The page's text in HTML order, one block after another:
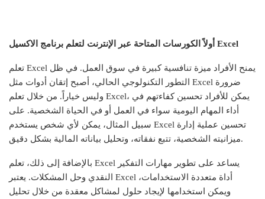
أولاً الكورسات المتاحة عبر الإنترنت لتعلم برنامج الاكسيل Excel
تعلم Excel يمنح الأفراد ميزة تنافسية كبيرة في سوق العمل. في ظل
التطور التكنولوجي الحالي، أصبح إتقان أدوات مثل Excel ضرورة
وليس خياراً. من خلال تعلم Excel، يمكن للأفراد تحسين كفاءتهم في
أداء المهام اليومية سواء في العمل أو في الحياة الشخصية. على
سبيل المثال، يمكن لأي شخص يستخدم Excel تحسين عملية إدارة
ميزانيته الشخصية، تتبع نفقاته، وتحليل بياناته المالية بشكل دقيق.
بالإضافة إلى ذلك، تعلم Excel يساعد على تطوير مهارات التفكير
النقدي وحل المشكلات. يعتبر Excel أداة متعددة الاستخدامات،
ويمكن استخدامها لإيجاد حلول لمشاكل معقدة من خلال تحليل